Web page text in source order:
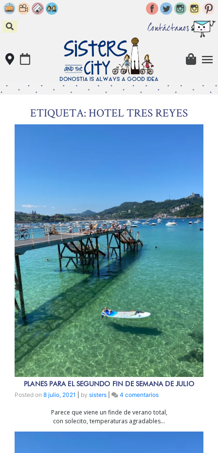
Skip
to
content
Contáctanos
ETIQUETA: HOTEL TRES REYES
PLANES PARA EL SEGUNDO FIN DE SEMANA DE JULIO
Posted on 8 julio, 2021 by sisters 4 comentariosen
PARA
EL
Parece que viene un finde de verano total,
con solecito, temperaturas agradables…